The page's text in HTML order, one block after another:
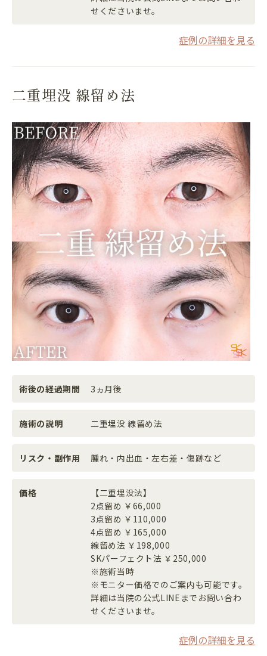
せくださいませ。
症例の詳細を見る
二重埋没 線留め法
術後の経過期間 3ヵ月後
施術の説明 二重埋没 線留め法
リスク・副作用 腫れ・内出血・左右差・傷跡など
価格
【二重埋没法】
2点留め ￥66,000
3点留め ￥110,000
4点留め ￥165,000
線留め法 ￥198,000
SKパーフェクト法 ￥250,000
※施術当時
※モニター価格でのご案内も可能です。
詳細は当院の公式LINEまでお問い合わ
せくださいませ。
症例の詳細を見る